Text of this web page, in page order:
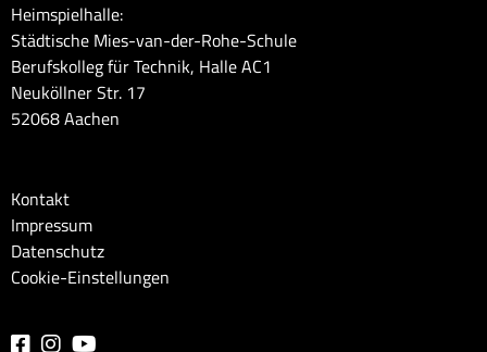
Heimspielhalle:
Städtische Mies-van-der-Rohe-Schule
Berufskolleg für Technik, Halle AC1
Neuköllner Str. 17
52068 Aachen
Kontakt
Impressum
Datenschutz
Cookie-Einstellungen